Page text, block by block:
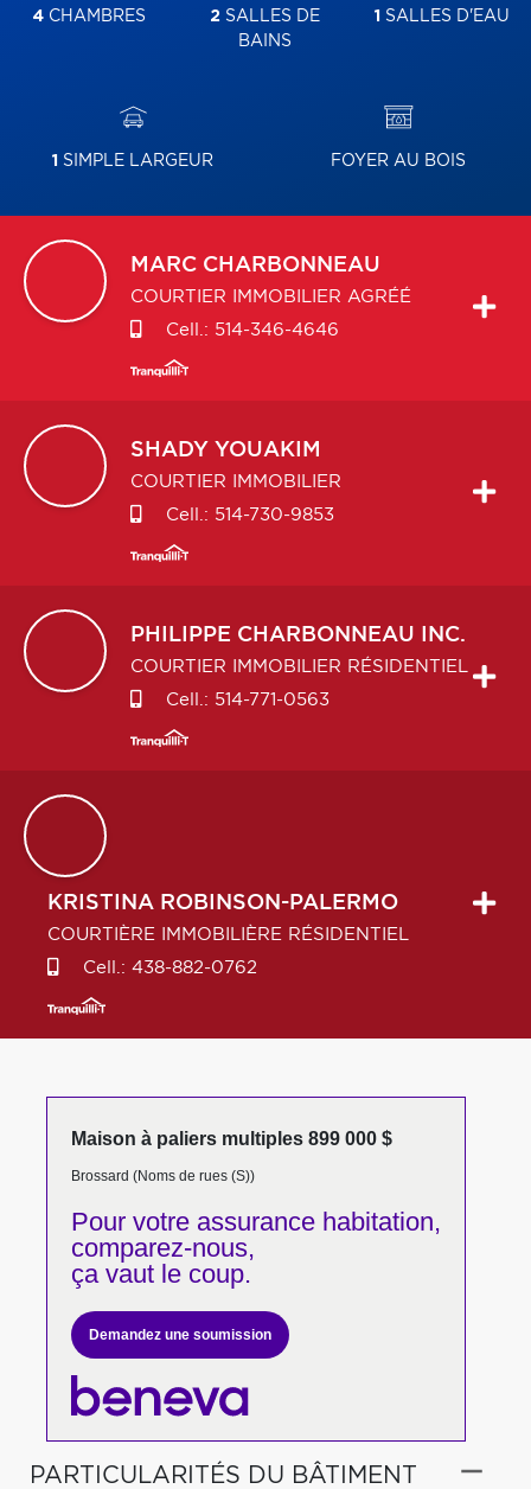
4CHAMBRES 2 SALLES DE
BAINS
1 SALLES D'EAU
1 SIMPLE LARGEUR FOYER AU BOIS
MARC CHARBONNEAU
COURTIER IMMOBILIER AGRÉÉ
Cell.: 514-346-4646
SHADY YOUAKIM
COURTIER IMMOBILIER
Cell.: 514-730-9853
PHILIPPE CHARBONNEAU INC.
COURTIER IMMOBILIER RÉSIDENTIEL
Cell.: 514-771-0563
KRISTINA ROBINSON-PALERMO
COURTIÈRE IMMOBILIÈRE RÉSIDENTIEL
Cell.: 438-882-0762
Maison à paliers multiples 899 000 $
Brossard (Noms de rues (S))
Pour votreassurance habitation,
comparez-nous,
ça vaut le coup.
Demandez une soumission
PARTICULARITÉS DU BÂTIMENT